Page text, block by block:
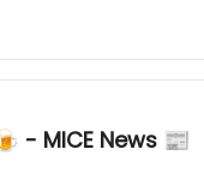
- MICE News 📰